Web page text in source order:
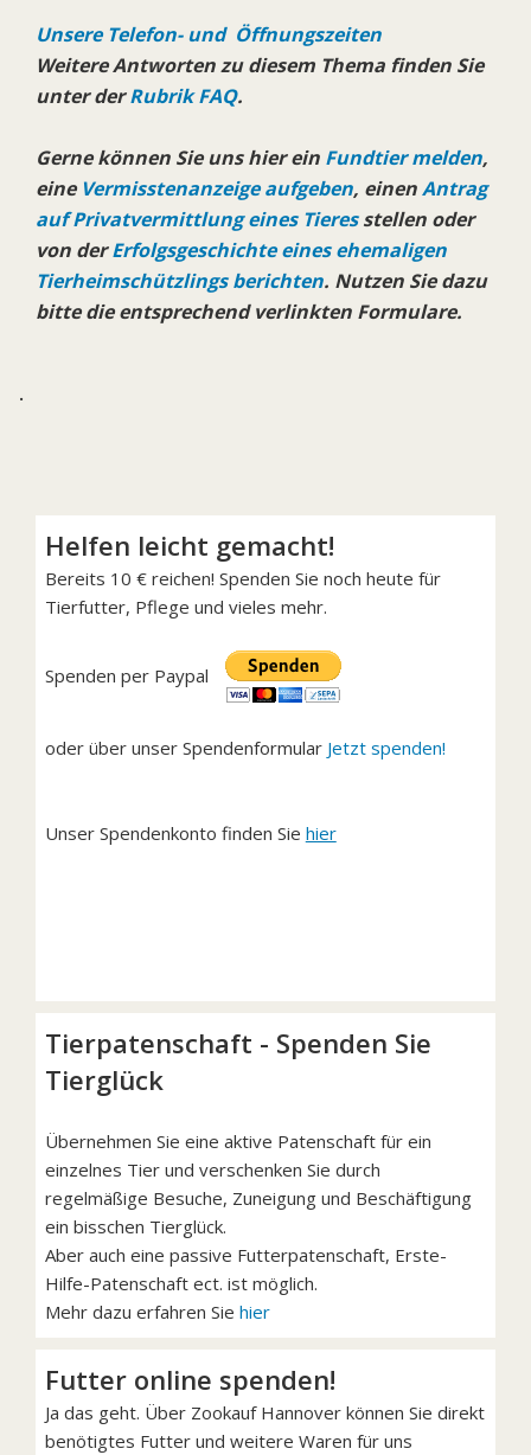
Unsere Telefon- und Öffnungszeiten
Weitere Antworten zu diesem Thema finden Sie
unter derRubrik FAQ.
Gerne können Sie uns hier ein Fundtier melden,
eine Vermisstenanzeige aufgeben, einenAntrag
auf Privatvermittlung eines Tieresstellen oder
von derErfolgsgeschichte eines ehemaligen
Tierheimschützlings berichten. Nutzen Sie dazu
bitte die entsprechend verlinkten Formulare.
.
Helfen leicht gemacht!
Bereits 10 € reichen! Spenden Sie noch heute für
Tierfutter, Pflege und vieles mehr.
Spenden per Paypal
oder über unser Spendenformular Jetzt spenden!
Unser Spendenkonto finden Sie hier
Tierpatenschaft - Spenden Sie
Tierglück
Übernehmen Sie eine aktive Patenschaft für ein
einzelnes Tier und verschenken Sie durch
regelmäßige Besuche, Zuneigung und Beschäftigung
ein bisschen Tierglück.
Aber auch eine passive Futterpatenschaft, Erste-
Hilfe-Patenschaft ect. ist möglich.
Mehr dazu erfahren Sie hier
Futter online spenden!
Ja das geht. Über Zookauf Hannover können Sie direkt
benötigtes Futter und weitere Waren für uns